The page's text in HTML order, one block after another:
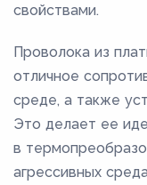
свойствами.
Проволока из
отличное
среде, а также
Это делает ее
в
агрессивных